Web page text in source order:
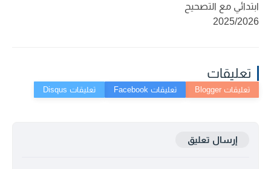
ابتدائي مع التصحيح
2025/2026
تعليقات
إرسال تعليق